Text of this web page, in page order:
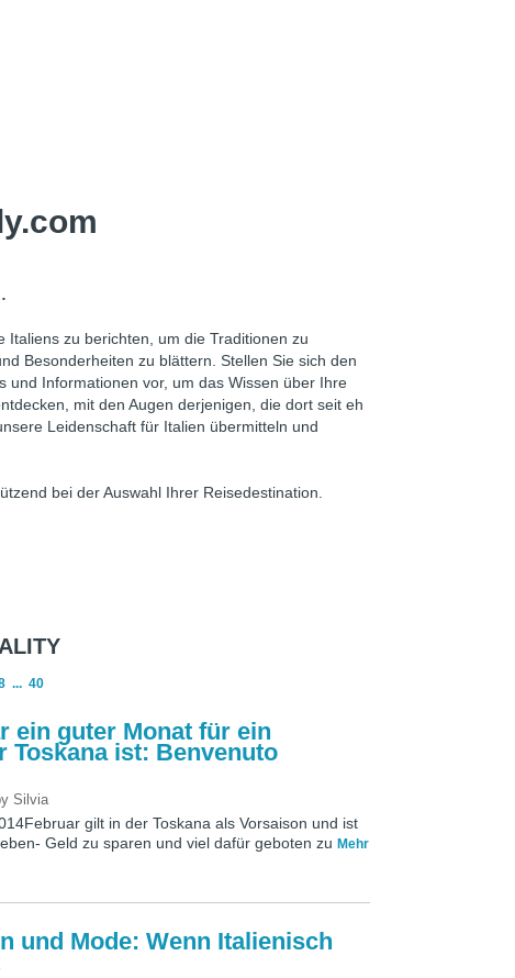
zu berichten, um die Traditionen zu
Besonderheiten zu blättern. Stellen Sie sich den
und Informationen vor, um das Wissen über Ihre
mit den Augen derjenigen, die dort seit eh
Leidenschaft für Italien übermitteln und
bei der Auswahl Ihrer Reisedestination.
... 40
ein guter Monat für ein
Toskana ist: Benvenuto
Silvia
gilt in der Toskana als Vorsaison und ist
Geld zu sparen und viel dafür geboten zu Mehr
und Mode: Wenn Italienisch